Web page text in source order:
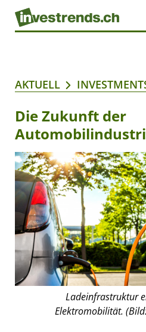
AKTUELL
Die Zukunft der
Ladeinfrastruktur
Elektromobilität.